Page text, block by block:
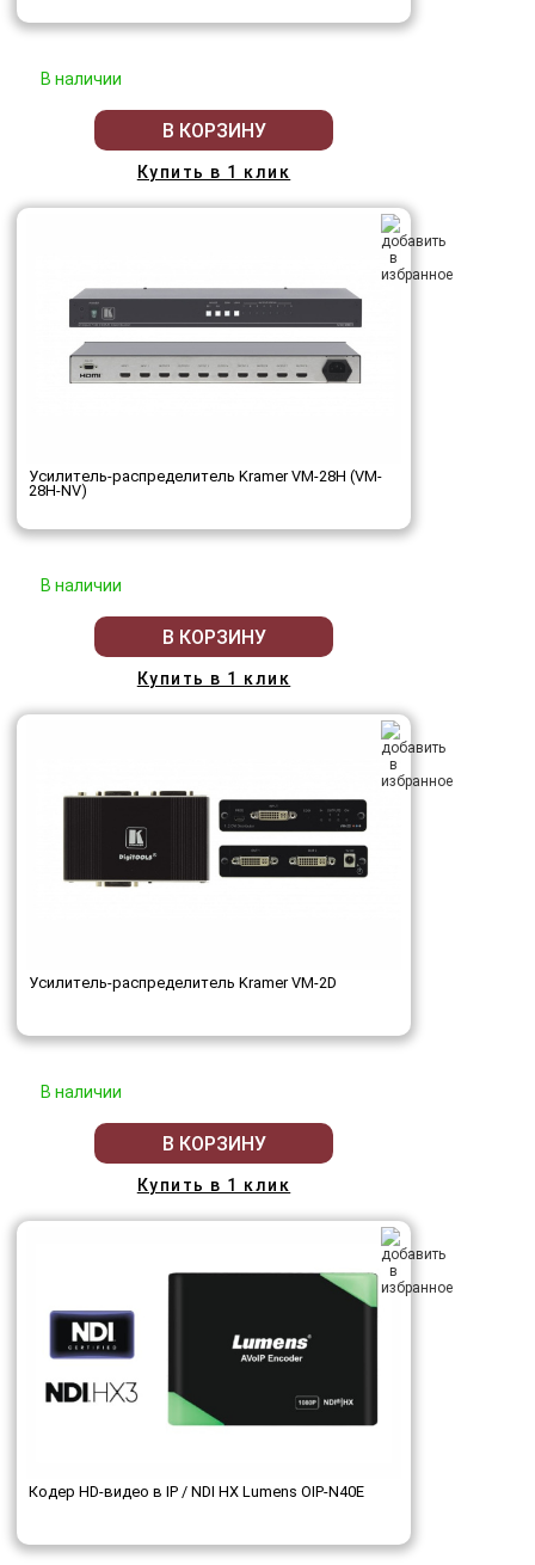
В наличии
В КОРЗИНУ
Купить в 1 клик
Усилитель-распределитель Kramer VM-28H (VM-
28H-NV)
В наличии
В КОРЗИНУ
Купить в 1 клик
Усилитель-распределитель Kramer VM-2D
В наличии
В КОРЗИНУ
Купить в 1 клик
Кодер HD-видео в IP / NDI HX Lumens OIP-N40E